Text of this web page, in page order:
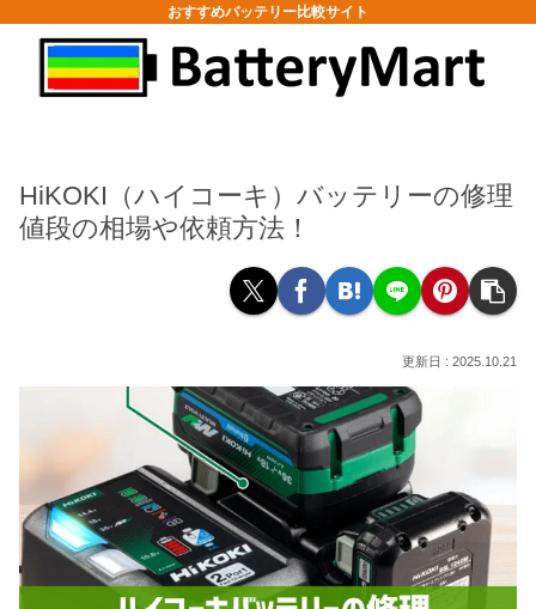
おすすめバッテリー比較サイト
HiKOKI（ハイコーキ）バッテリーの修理
値段の相場や依頼方法！
2025.10.21